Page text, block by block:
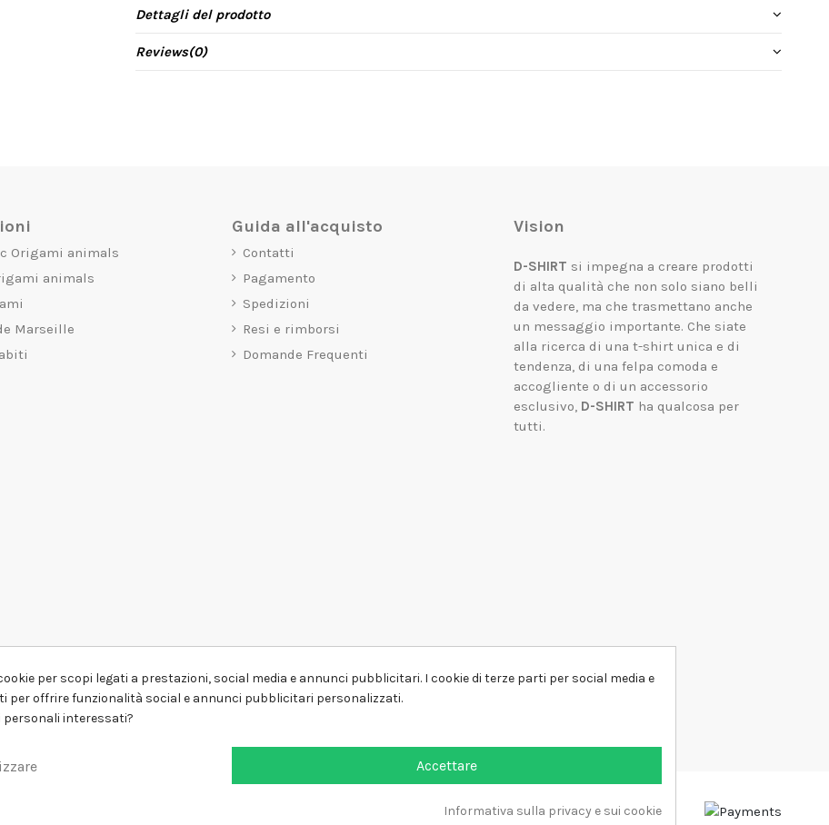
Dettagli del prodotto
Reviews(0)
Origami animals
animals
Marseille
Guida all'acquisto
Contatti
Pagamento
Spedizioni
Resi e rimborsi
Domande Frequenti
Vision
D-SHIRT si impegna a creare prodotti
di alta qualità che non solo siano belli
da vedere, ma che trasmettano anche
un messaggio importante. Che siate
alla ricerca di una t-shirt unica e di
tendenza, di una felpa comoda e
accogliente o di un accessorio
esclusivo, D-SHIRT ha qualcosa per
tutti.
per scopi legati a prestazioni, social media e annunci pubblicitari. I cookie di terze parti per social media e
per offrire funzionalità social e annunci pubblicitari personalizzati.
personali interessati?
Accettare
Informativa sulla privacy e sui cookie